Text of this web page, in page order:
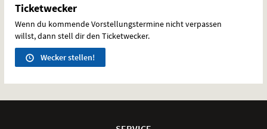
Ticketwecker
Wenn du kommende Vorstellungstermine nicht verpassen
willst, dann stell dir den Ticketwecker.
Wecker stellen!